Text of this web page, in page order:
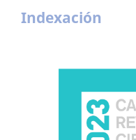
Indexación